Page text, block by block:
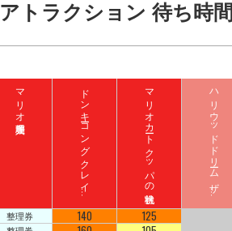
アトラクション 待ち時間
マリオ入場整理券 ド
ン
キ
ーコ
ン
グ
ク
レ
イ
ジ
ート
ロ
ッ
コ
マリオカート クッパの挑戦状 ハ
リ
ウ
ッ
ド
ド
リ
ーム
ザ
ラ
イ
ド
整理券 140 125